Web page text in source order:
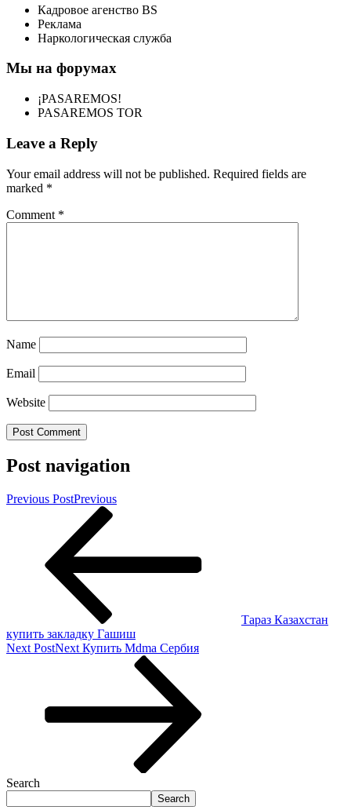
Кадровое агенство BS
Реклама
Наркологическая служба
Мы на форумах
¡PASAREMOS!
PASAREMOS TOR
Leave a Reply
Your email address will not be published. Required fields are
marked *
Comment *
Name
Email
Website
Post navigation
Previous PostPrevious
Тараз Казахстан
купить закладку Гашиш
Next PostNext Купить Mdma Сербия
Search
Search